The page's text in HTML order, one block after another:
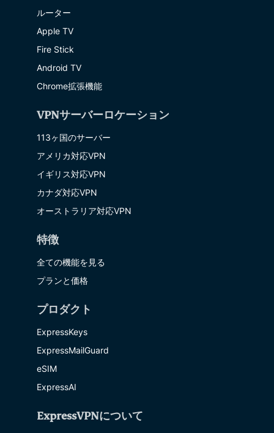
ルーター
Apple TV
Fire Stick
Android TV
Chrome拡張機能
VPNサーバーロケーション
113ヶ国のサーバー
アメリカ対応VPN
イギリス対応VPN
カナダ対応VPN
オーストラリア対応VPN
特徴
全ての機能を見る
プランと価格
プロダクト
ExpressKeys
ExpressMailGuard
eSIM
ExpressAI
ExpressVPNについて